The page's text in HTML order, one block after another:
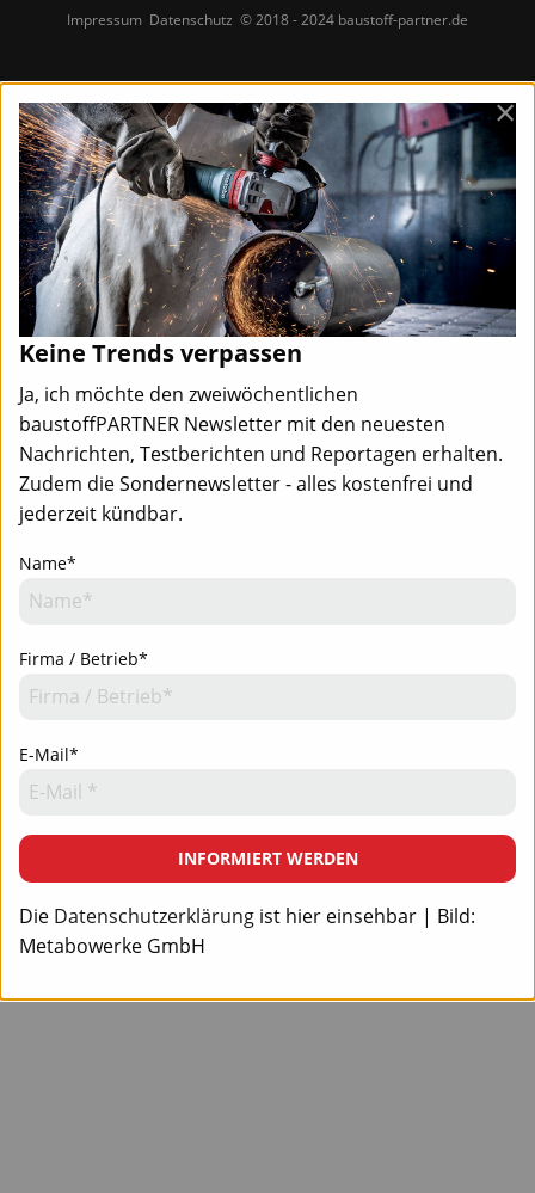
Impressum Datenschutz © 2018 - 2024 baustoff-partner.de
Keine Trends verpassen
Ja, ich möchte den zweiwöchentlichen
baustoffPARTNER Newsletter mit den neuesten
Nachrichten, Testberichten und Reportagen erhalten.
Zudem die Sondernewsletter - alles kostenfrei und
jederzeit kündbar.
Name*
Firma / Betrieb*
E-Mail*
INFORMIERT WERDEN
Die Datenschutzerklärung ist hier einsehbar | Bild:
Metabowerke GmbH
×